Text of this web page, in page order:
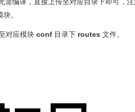
。
对应模块 conf 目录下 routes 文件。